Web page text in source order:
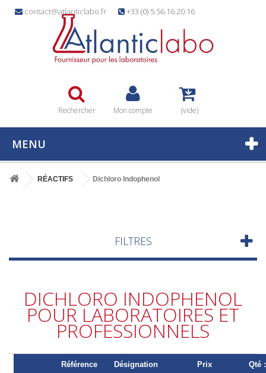
contact@atlanticlabo.fr +33 (0) 5.56.16.20.16
Rechercher Mon compte (vide)
MENU
RÉACTIFS Dichloro Indophenol
FILTRES
DICHLORO INDOPHENOL
POUR LABORATOIRES ET
PROFESSIONNELS
Référence Désignation Prix Qté :